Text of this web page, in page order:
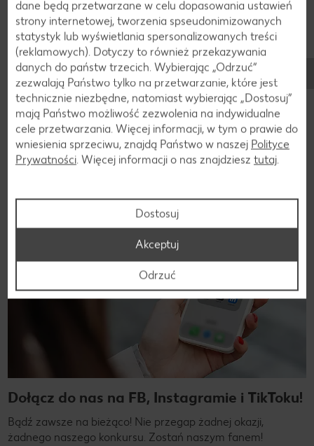
oleju i wymieszać. Miętę opłukać, osuszyć,
oderwać listki od 2 gałązek i grubo pokroić. Kuskus
wymieszać z pozostałą kolendrą i pokrojoną
miętą, udekorować pozostałymi gałązkami mięty.
Wróć
Jesteśmy w mediach społeczniościowych!
Dołącz do nas na FB, Instagramie i TikToku!
Bądź zawsze na bieżąco! Nie przegap żadnej okazji,
żadnego naszego konkursu. Zostań naszym fanem!
dane będą przetwarzane w celu dopasowania ustawień
strony internetowej, tworzenia spseudonimizowanych
statystyk lub wyświetlania spersonalizowanych treści
(reklamowych). Dotyczy to również przekazywania
danych do państw trzecich. Wybierając „Odrzuć“
zezwalają Państwo tylko na przetwarzanie, które jest
technicznie niezbędne, natomiast wybierając „Dostosuj”
mają Państwo możliwość zezwolenia na indywidualne
cele przetwarzania. Więcej informacji, w tym o prawie do
wniesienia sprzeciwu, znajdą Państwo w naszej Polityce
Prywatności. Więcej informacji o nas znajdziesz tutaj.
Dostosuj
Odrzuć
Akceptuj